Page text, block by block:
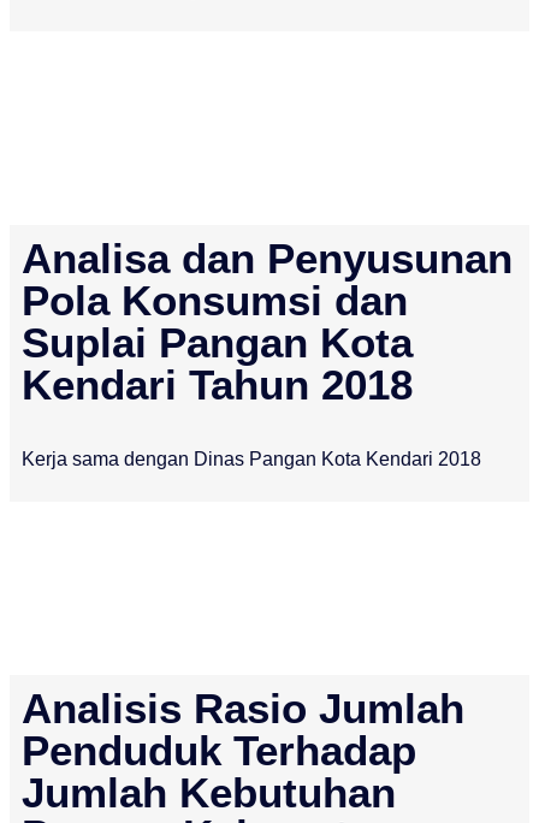
Analisa dan Penyusunan
Pola Konsumsi dan
Suplai Pangan Kota
Kendari Tahun 2018
Kerja sama dengan Dinas Pangan Kota Kendari 2018
Analisis Rasio Jumlah
Penduduk Terhadap
Jumlah Kebutuhan